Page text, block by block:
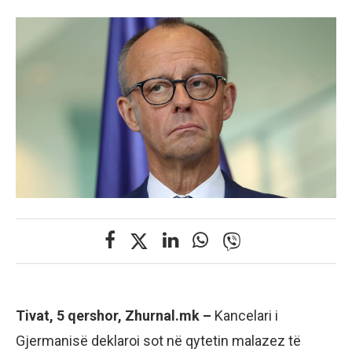
Tivat, 5 qershor, Zhurnal.mk – Kancelari i
Gjermanisë deklaroi sot në qytetin malazez të